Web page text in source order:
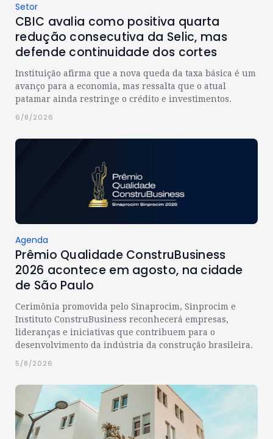
Setor
CBIC avalia como positiva quarta
redução consecutiva da Selic, mas
defende continuidade dos cortes
Instituição afirma que a nova queda da taxa básica é um
avanço para a economia, mas ressalta que o atual
patamar ainda restringe o crédito e investimentos.
6/8/2026
Agenda
Prêmio Qualidade ConstruBusiness
2026 acontece em agosto, na cidade
de São Paulo
Cerimônia promovida pelo Sinaprocim, Sinprocim e
Instituto ConstruBusiness reconhecerá empresas,
lideranças e iniciativas que contribuem para o
desenvolvimento da indústria da construção brasileira.
5/8/2026